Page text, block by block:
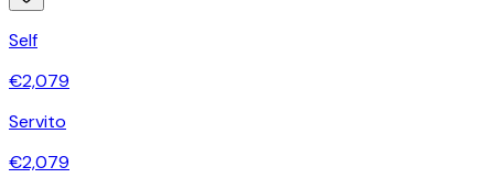
Self
€2,079
Servito
€2,079